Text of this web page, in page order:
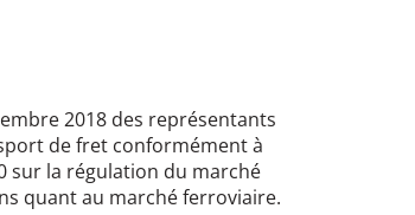
2018 des représentants
de fret conformément à
sur la régulation du marché
quant au marché ferroviaire.